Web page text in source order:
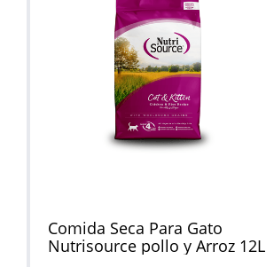
Comida Seca Para Gato
Nutrisource pollo y Arroz 12L